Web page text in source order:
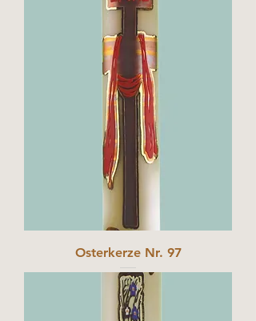
Osterkerze Nr. 97